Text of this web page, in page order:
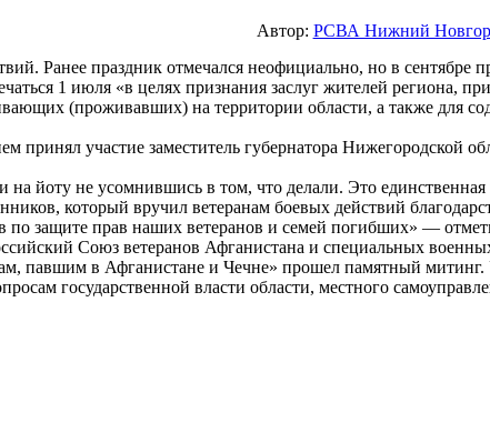
Автор: РСВА Нижний
Ранее праздник отмечался неофициально, но в сентябре
1 июля «в целях признания заслуг жителей региона,
(проживавших) на территории области, а также для
участие заместитель губернатора Нижегородской
йоту не усомнившись в том, что делали. Это
который вручил ветеранам боевых действий
защите прав наших ветеранов и семей погибших» —
Союз ветеранов Афганистана и специальных
павшим в Афганистане и Чечне» прошел памятный
государственной власти области, местного